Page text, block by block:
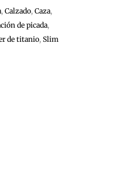
, Calzado, Caza,
de picada,
de titanio, Slim